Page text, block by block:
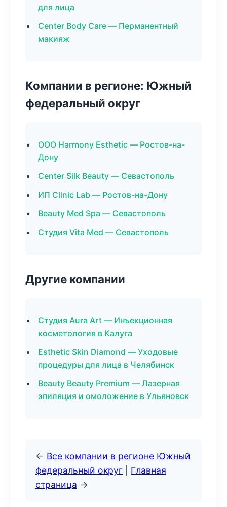
для лица
Center Body Care — Перманентный
макияж
Компании в регионе: Южный
федеральный округ
ООО Harmony Esthetic — Ростов-на-
Дону
Center Silk Beauty — Севастополь
ИП Clinic Lab — Ростов-на-Дону
Beauty Med Spa — Севастополь
Студия Vita Med — Севастополь
Другие компании
Студия Aura Art — Инъекционная
косметология в Калуга
Esthetic Skin Diamond — Уходовые
процедуры для лица в Челябинск
Beauty Beauty Premium — Лазерная
эпиляция и омоложение в Ульяновск
← Все компании в регионе Южный
федеральный округ
Главная
страница →